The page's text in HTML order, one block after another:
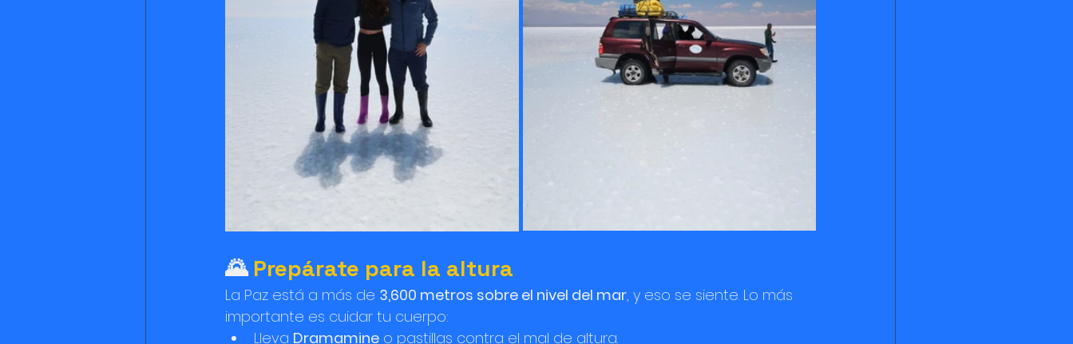
🌄 Prepárate para la altura
La Paz está a más de 3,600 metros sobre el nivel del mar, y eso se siente. Lo más
importante es cuidar tu cuerpo:
Lleva Dramamine o pastillas contra el mal de altura.